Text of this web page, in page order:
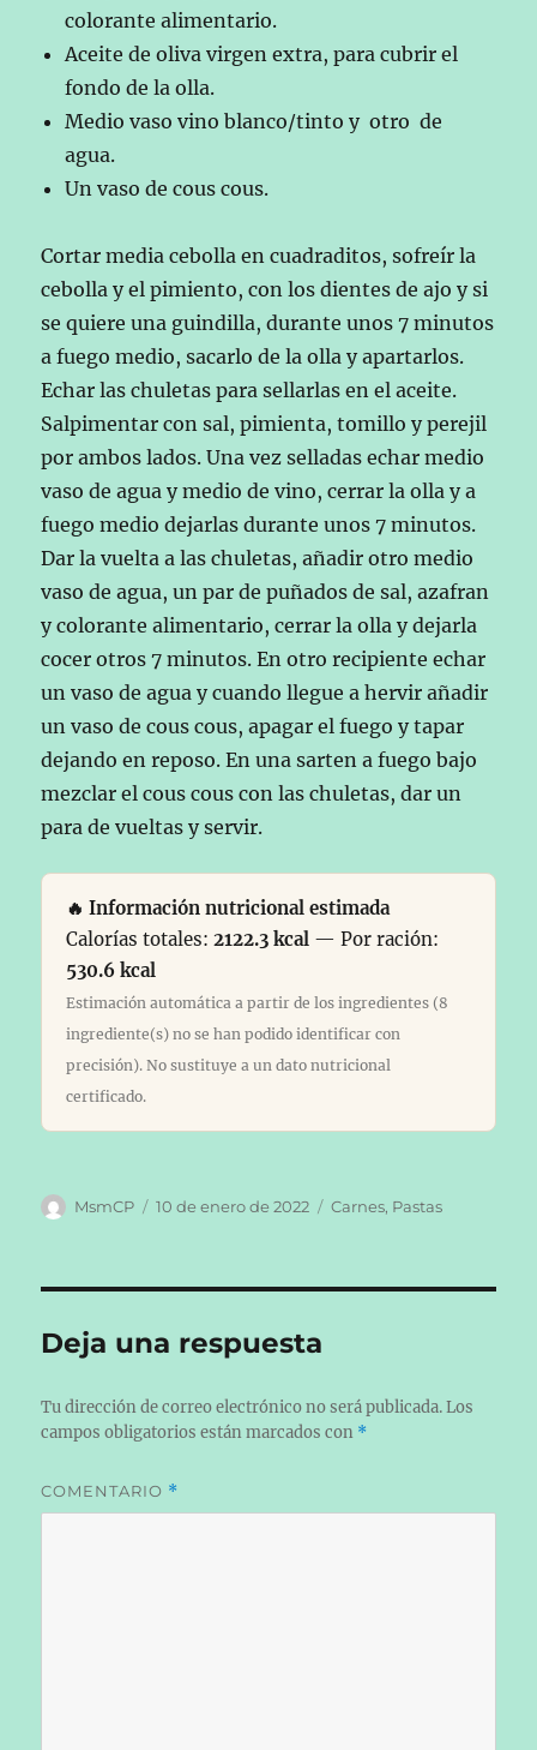
colorante alimentario.
Aceite de oliva virgen extra, para cubrir el
fondo de la olla.
Medio vaso vino blanco/tinto y otro de
agua.
Un vaso de cous cous.
Cortar media cebolla en cuadraditos, sofreír la
cebolla y el pimiento, con los dientes de ajo y si
se quiere una guindilla, durante unos 7 minutos
a fuego medio, sacarlo de la olla y apartarlos.
Echar las chuletas para sellarlas en el aceite.
Salpimentar con sal, pimienta, tomillo y perejil
por ambos lados. Una vez selladas echar medio
vaso de agua y medio de vino, cerrar la olla y a
fuego medio dejarlas durante unos 7 minutos.
Dar la vuelta a las chuletas, añadir otro medio
vaso de agua, un par de puñados de sal, azafran
y colorante alimentario, cerrar la olla y dejarla
cocer otros 7 minutos. En otro recipiente echar
un vaso de agua y cuando llegue a hervir añadir
un vaso de cous cous, apagar el fuego y tapar
dejando en reposo. En una sarten a fuego bajo
mezclar el cous cous con las chuletas, dar un
para de vueltas y servir.
🔥 Información nutricional estimada
Calorías totales:2122.3 kcal — Por ración:
530.6 kcal
Estimación automática a partir de los ingredientes (8
ingrediente(s) no se han podido identificar con
precisión). No sustituye a un dato nutricional
certificado.
Autor
MsmCP
Publicado
10 de enero de 2022 Categorías
Carnes, Pastas
Deja una respuesta
Tu dirección de correo electrónico no será publicada. Los
campos obligatorios están marcados con *
COMENTARIO *